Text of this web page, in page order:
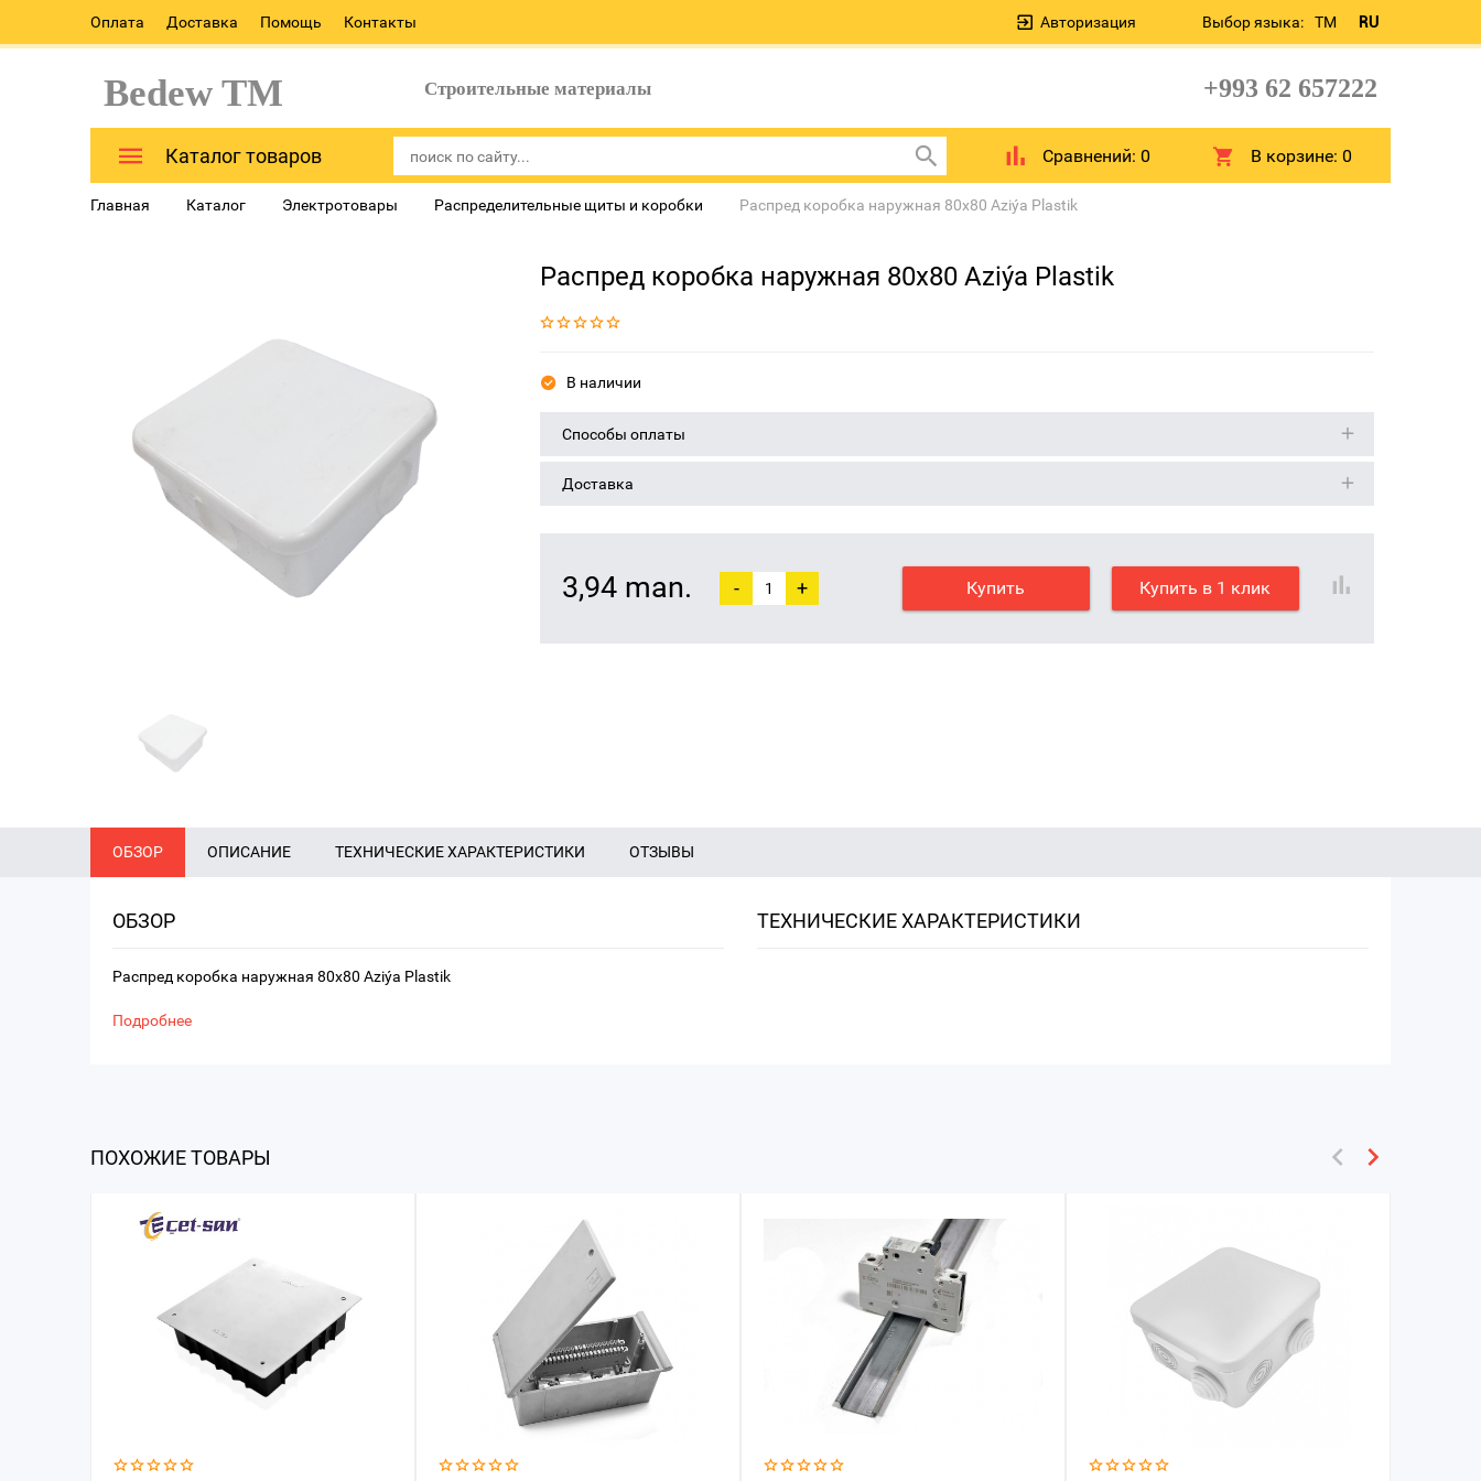
Оплата Доставка Помощь Контакты Выбор языка: TM RU
Авторизация
Bedew TM Строительные материалы +993 62 657222
Каталог товаров Сравнений: 0 В корзине:0
Главная Каталог Электротовары Распределительные щиты и коробки Распред коробка наружная 80х80 Aziýa Plastik
Распред коробка наружная 80х80 Aziýa Plastik
В наличии
Способы оплаты
Доставка
3,94 man. - + Купить Купить в 1 клик
ОБЗОР ОПИСАНИЕ ТЕХНИЧЕСКИЕ ХАРАКТЕРИСТИКИ ОТЗЫВЫ
ОБЗОР
Распред коробка наружная 80х80 Aziýa Plastik
Подробнее
ТЕХНИЧЕСКИЕ ХАРАКТЕРИСТИКИ
ПОХОЖИЕ ТОВАРЫ